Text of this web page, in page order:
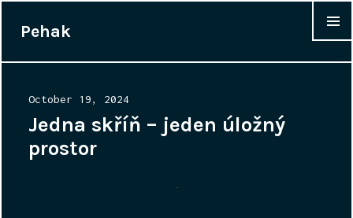
Pehak
Posted
on
October 19, 2024
Jedna skříň – jeden úložný
prostor